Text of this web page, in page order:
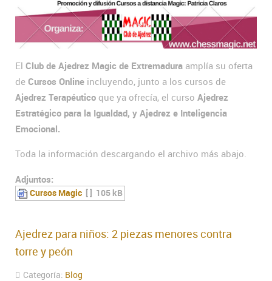
El Club de Ajedrez Magic de Extremadura amplía su oferta
de Cursos Online incluyendo, junto a los cursos de
Ajedrez Terapéutico que ya ofrecía, el curso Ajedrez
Estratégico para la Igualdad, y Ajedrez e Inteligencia
Emocional.
Toda la información descargando el archivo más abajo.
Adjuntos:
Cursos Magic [ ] 105 kB
Ajedrez para niños: 2 piezas menores contra
torre y peón
Categoría: Blog